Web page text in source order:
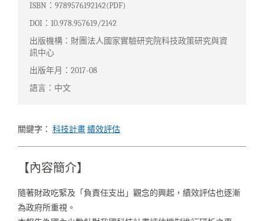
ISBN：9789576192142(PDF)
DOI：10.978.957619/2142
出版機構：財團法人國家實驗研究院科技政策研究與資
訊中心
出版年月：2017-08
語言：中文
關鍵字： 科技計畫績效評估
【內容簡介】
隨著財政吃緊及「負責任支出」觀念的興起，績效評估也逐漸
為政府所重視。